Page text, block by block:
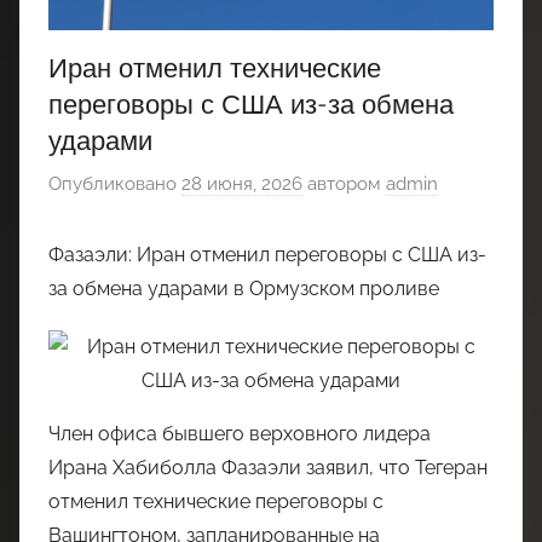
Иран отменил технические
переговоры с США из-за обмена
ударами
Опубликовано 28 июня, 2026 автором admin
Фазаэли: Иран отменил переговоры с США из-
за обмена ударами в Ормузском проливе
Член офиса бывшего верховного лидера
Ирана Хабиболла Фазаэли заявил, что Тегеран
отменил технические переговоры с
Вашингтоном, запланированные на